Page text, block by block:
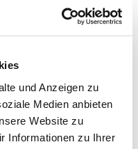
und Anzeigen zu
Medien anbieten
Website zu
Informationen zu Ihrer